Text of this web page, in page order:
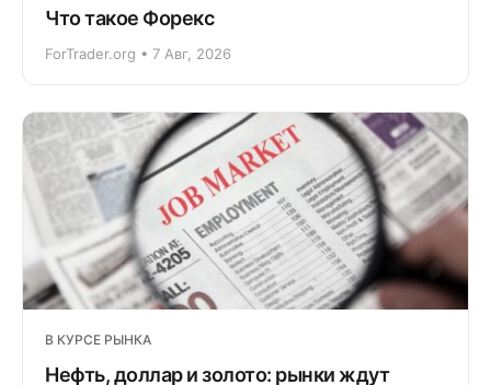
Что такое Форекс
ForTrader.org • 7 Авг, 2026
В КУРСЕ РЫНКА
Нефть, доллар и золото: рынки ждут